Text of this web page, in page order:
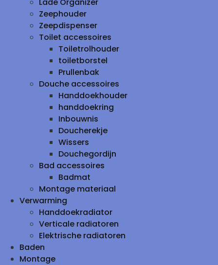
Zeephouder
Zeepdispenser
Toilet accessoires
Toiletrolhouder
toiletborstel
Prullenbak
Douche accessoires
Handdoekhouder
handdoekring
Inbouwnis
Doucherekje
Wissers
Douchegordijn
Bad accessoires
Badmat
Montage materiaal
Verwarming
Handdoekradiator
Verticale radiatoren
Elektrische radiatoren
Baden
Montage